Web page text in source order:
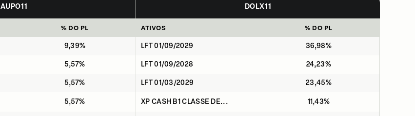
AUPO11 DOLX11
% DO PL ATIVOS % DO PL
9,39% LFT 01/09/2029 36,98%
5,57% LFT 01/09/2028 24,23%
5,57% LFT 01/03/2029 23,45%
5,57% XP CASH B1 CLASSE DE... 11,43%